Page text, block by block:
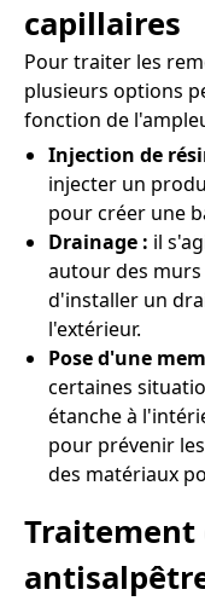
capillaires
Pour traiter les
plusieurs options
fonction de
Injection de
injecter un
pour créer une
Drainage : il
autour des murs
d'installer un
l'extérieur.
Pose d'une
certaines
étanche à
pour prévenir
des matériaux
Traitement